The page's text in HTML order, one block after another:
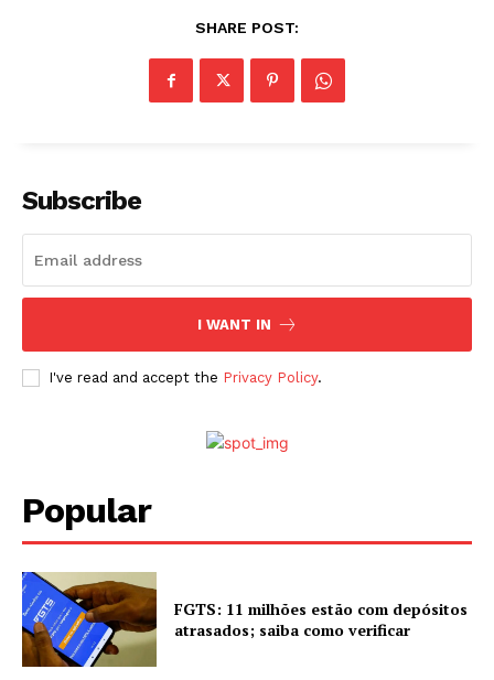
SHARE POST:
Subscribe
I WANT IN
I've read and accept the Privacy Policy.
Popular
FGTS: 11 milhões estão com depósitos
atrasados; saiba como verificar